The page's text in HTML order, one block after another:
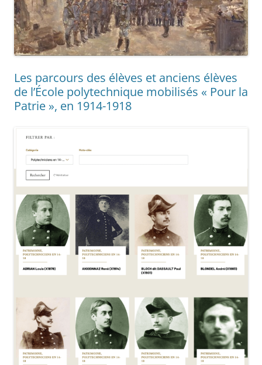
Les parcours des élèves et anciens élèves
de l’École polytechnique mobilisés « Pour la
Patrie », en 1914-1918